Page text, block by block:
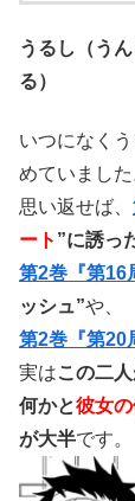
うるし（う
る）
いつになく
めていました
思い返せば、
ート ”に誘っ
第2巻『第16
ッシュ”や、
第2巻『第20
実はこの二
何かと彼女
が大半です。